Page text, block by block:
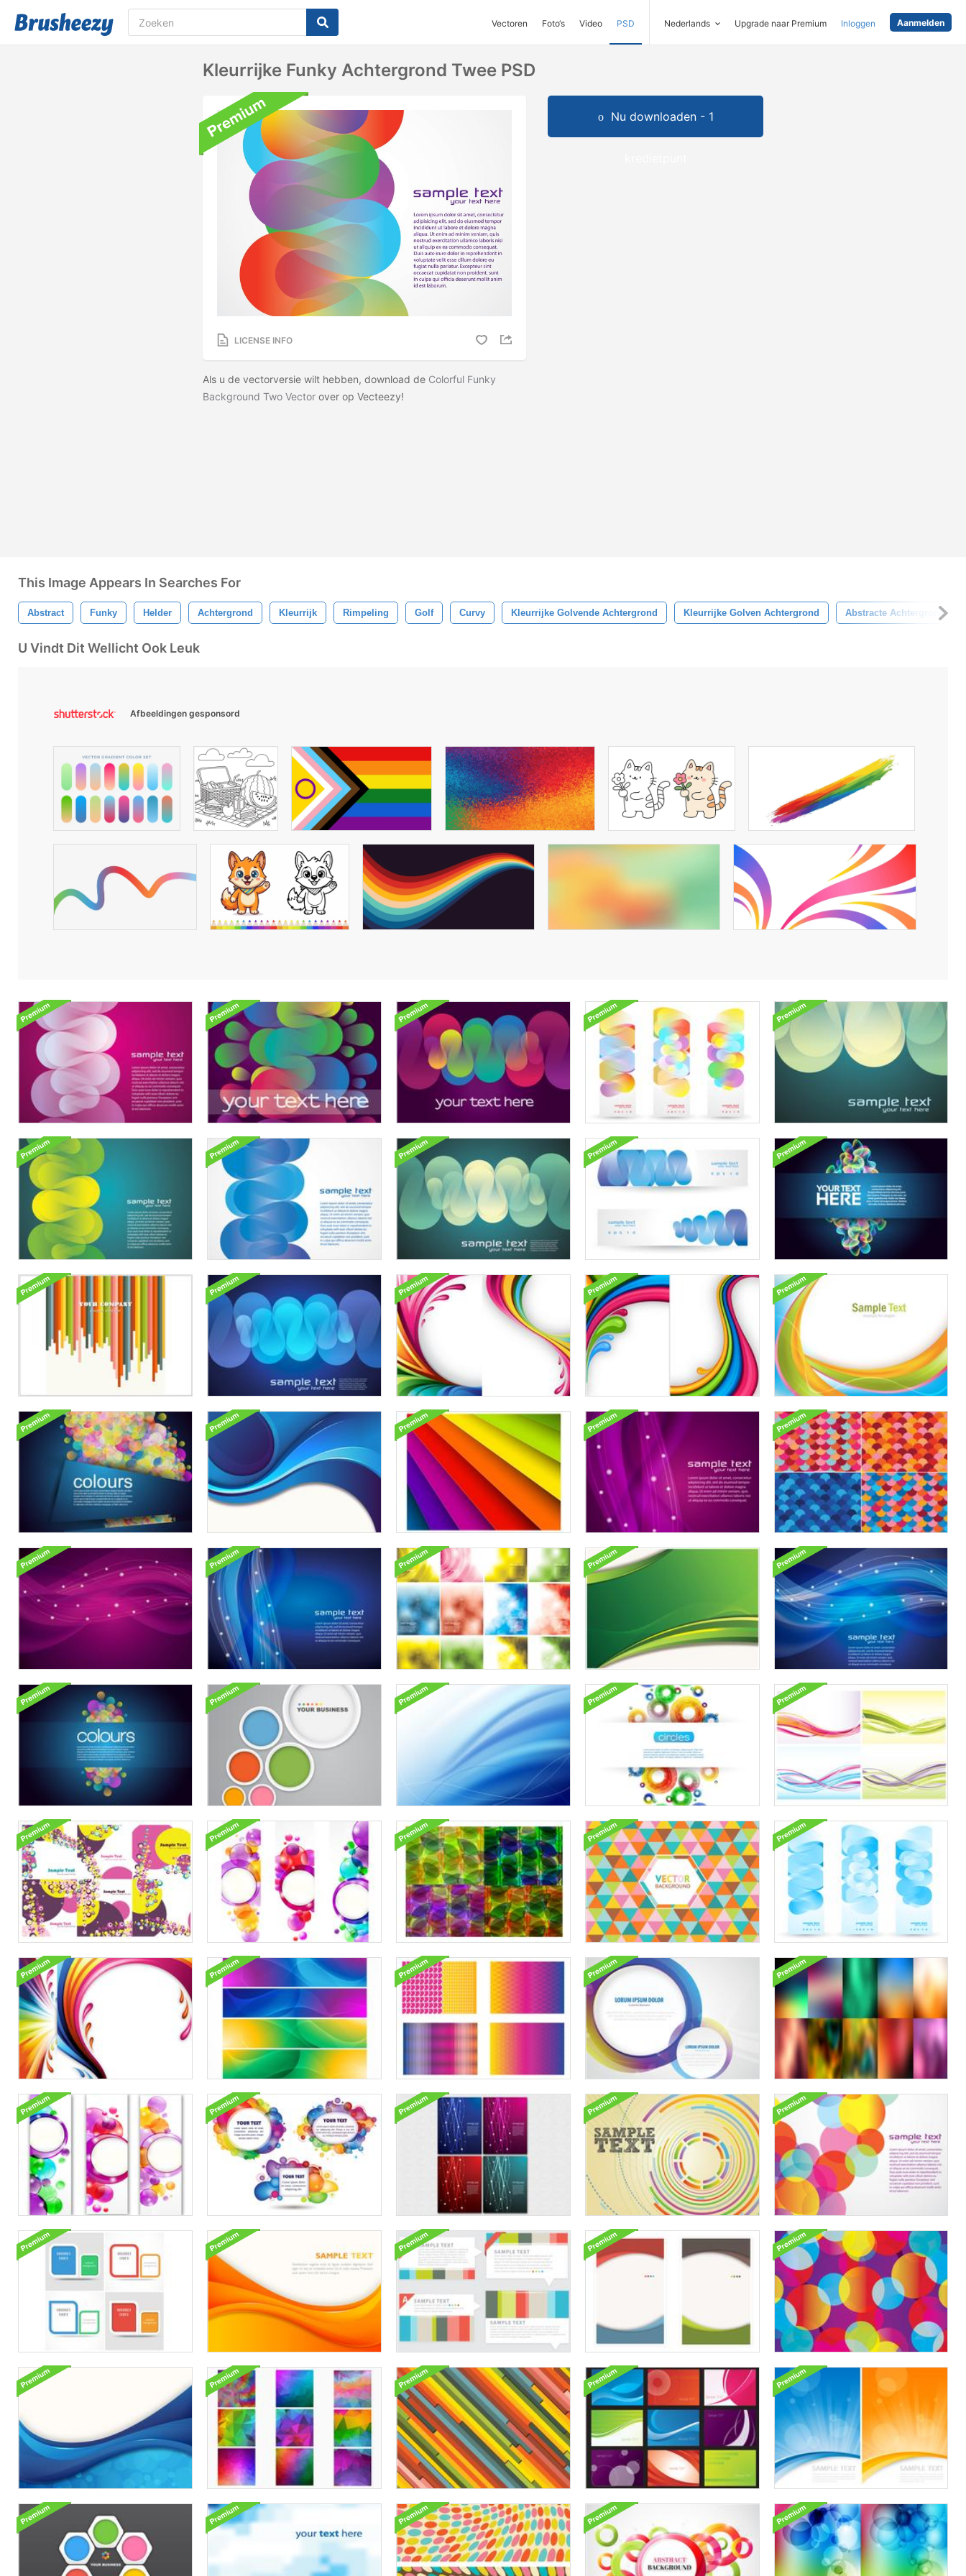
Vectoren Foto‘s Video PSD Nederlands Upgrade naar Premium Inloggen Aanmelden
Kleurrijke Funky Achtergrond Twee PSD
LICENSE INFO
Als u de vectorversie wilt hebben, download de Colorful Funky
Background Two Vector over op Vecteezy!
Nu downloaden - 1
This Image Appears In Searches For
Abstract Funky Helder Achtergrond Kleurrijk Rimpeling Golf Curvy Kleurrijke Golvende Achtergrond Kleurrijke Golven Achtergrond Abstracte Achtergrond
U Vindt Dit Wellicht Ook Leuk
Afbeeldingen gesponsord